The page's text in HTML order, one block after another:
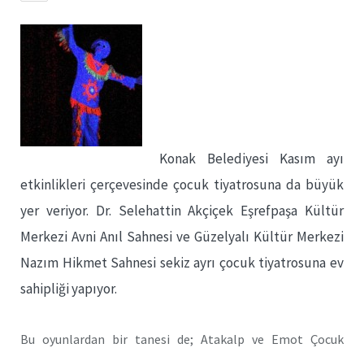
Konak Belediyesi Kasım ayı
etkinlikleri çerçevesinde çocuk tiyatrosuna da büyük
yer veriyor. Dr. Selehattin Akçiçek Eşrefpaşa Kültür
Merkezi Avni Anıl Sahnesi ve Güzelyalı Kültür Merkezi
Nazım Hikmet Sahnesi sekiz ayrı çocuk tiyatrosuna ev
sahipliği yapıyor.
Bu oyunlardan bir tanesi de; Atakalp ve Emot Çocuk